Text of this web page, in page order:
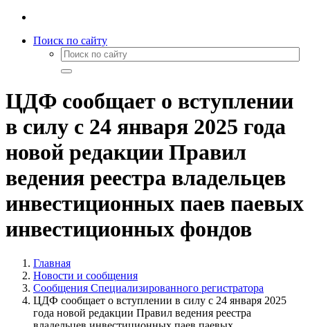
Поиск по сайту
ЦДФ сообщает о вступлении
в силу с 24 января 2025 года
новой редакции Правил
ведения реестра владельцев
инвестиционных паев паевых
инвестиционных фондов
Главная
Новости и сообщения
Сообщения Специализированного регистратора
ЦДФ сообщает о вступлении в силу с 24 января 2025
года новой редакции Правил ведения реестра